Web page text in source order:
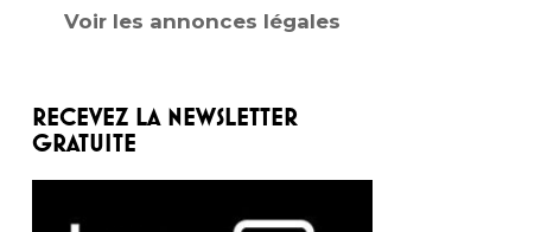
Voir les annonces légales
RECEVEZ LA NEWSLETTER
GRATUITE